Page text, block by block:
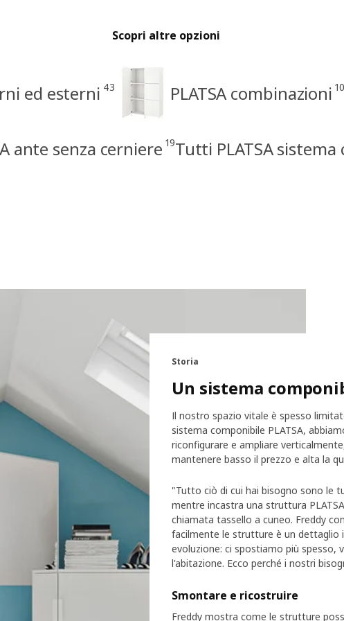
Scopri altre opzioni
ed esterni 43 PLATSA combinazioni
ante senza cerniere 19Tutti PLATSA
Storia
Un sistema
Il nostro spazio vitale è spesso
sistema componibile PLATSA,
riconfigurare e ampliare
mantenere basso il prezzo e alta la
"Tutto ciò di cui hai bisogno sono le
mentre incastra una struttura
chiamata tassello a cuneo. Freddy
facilmente le strutture è un dettaglio
evoluzione: ci spostiamo più spesso,
l'abitazione. Ecco perché i nostri
Smontare e ricostruire
Freddy mostra come le strutture